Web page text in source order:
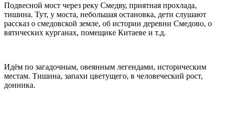
Подвесной мост через реку Смедву, приятная прохлада,
тишина. Тут, у моста, небольшая остановка, дети слушают
рассказ о смедовской земле, об истории деревни Смедово, о
вятических курганах, помещике Китаеве и т.д.
Идём по загадочным, овеянным легендами, историческим
местам. Тишина, запахи цветущего, в человеческий рост,
донника.